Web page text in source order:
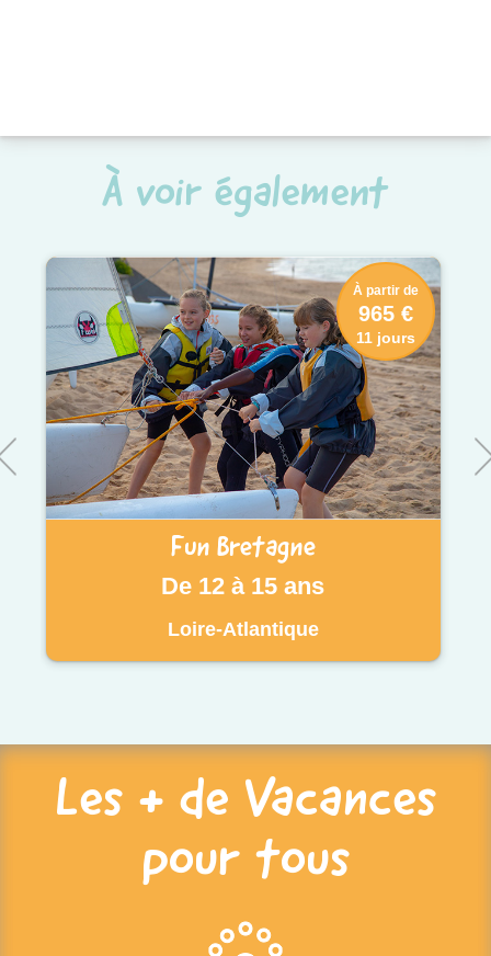
À voir également
Fun Bretagne
De 12 à 15 ans
Loire-Atlantique
À partir de
965 €
11 jours
Les + de Vacances
pour tous